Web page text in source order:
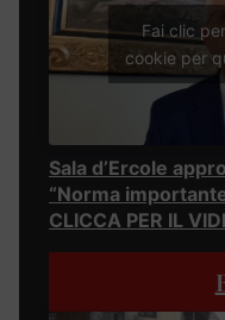
Fai clic
cookie per
Sala d’Ercole
“Norma
CLICCA PER IL